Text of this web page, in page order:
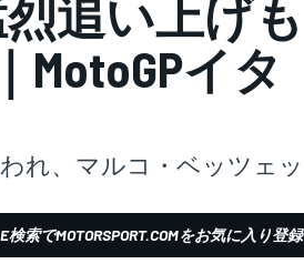
追い上げも
イタ
われ、マルコ・ベッツェッ
検索でMOTORSPORT.COMをお気に入り登録